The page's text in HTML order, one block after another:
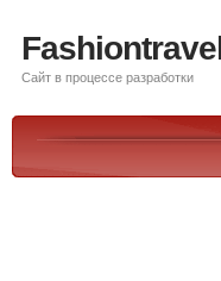
Сайт в процессе разработки